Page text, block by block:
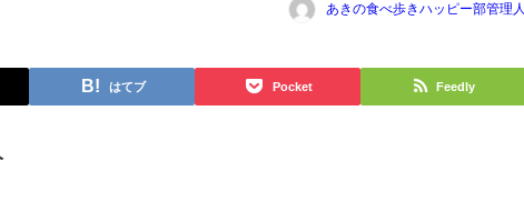
あきの食べ歩きハッピー部管理人
はてブ Pocket Feedly